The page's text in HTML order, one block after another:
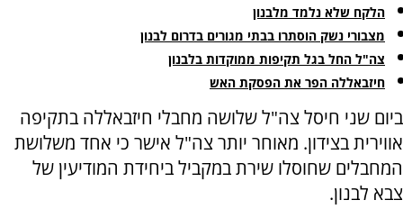
הלקח שלא נלמד מלבנון
מצבורי נשק הוסתרו בבתי מגורים בדרום לבנון
צה"ל החל בגל תקיפות ממוקדות בלבנון
חיזבאללה הפר את הפסקת האש
ביום שני חיסל צה"ל שלושה מחבלי חיזבאללה בתקיפה
אווירית בצידון. מאוחר יותר צה"ל אישר כי אחד משלושת
המחבלים שחוסלו שירת במקביל ביחידת המודיעין של
צבא לבנון.